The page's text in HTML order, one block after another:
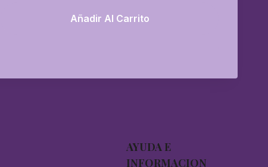
Añadir Al Carrito
AYUDA E
INFORMACION